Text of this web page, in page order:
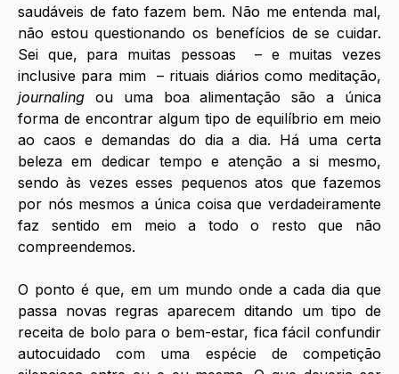
saudáveis de fato fazem bem. Não me entenda mal,
não estou questionando os benefícios de se cuidar.
Sei que, para muitas pessoas  – e muitas vezes
journaling ou uma boa alimentação são a única
forma de encontrar algum tipo de equilíbrio em meio
ao caos e demandas do dia a dia. Há uma certa
beleza em dedicar tempo e atenção a si mesmo,
sendo às vezes esses pequenos atos que fazemos
por nós mesmos a única coisa que verdadeiramente
faz sentido em meio a todo o resto que não
compreendemos.
O ponto é que, em um mundo onde a cada dia que
passa novas regras aparecem ditando um tipo de
receita de bolo para o bem-estar, fica fácil confundir
autocuidado com uma espécie de competição